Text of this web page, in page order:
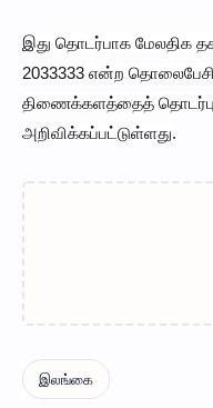
இது தொடர்பாக மேலதிக
2033333 என்ற
திணைக்களத்தைத்
அறிவிக்கப்பட்டுள்ளது.